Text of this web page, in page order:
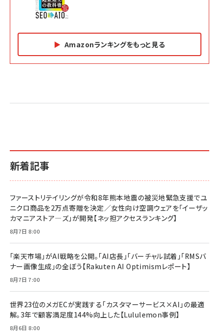
Amazonランキングをもっと見る
2億円を売り上げたプロが教える note×AI 最強の
小さな会社は戦略が9割
￥1,815
マーケティングの真実 P&G・グリコで学んだ失敗
￥2,200
anan(アンアン)2026/07/01号 No.2501[魅せる
anan(アンアン)2026/06/24号 No.2500増刊
anan(アンアン)2026/07/08号 No.2502[2026
年後半、あなたの恋と運命／山田涼介]
￥880
ママ投資家が育休中に１億貯めた株式投資
￥1,870
￥1,980
ベインキャピタル 企業価値向上力の秘密
ルな本質」
￥2,750
フィードバック経営 「沈黙の組織」から「高め合う
Amazonランキングをもっと見る
新着記事
ファーストリテイリングが令和8年熊本地震の被災地緊急支援でユ
ニクロ商品を2万点寄贈を決定／女性向け空調ウェアを「イーザッ
カマニアストア―ズ」が開発【ネッ担アクセスランキング】
8月7日 8:00
「楽天市場」がAI戦略を公開。「AI店長」「バーチャル試着」「RMSバ
ナー画像生成」の全ぼう【Rakuten AI Optimismレポート】
8月7日 7:00
世界23位のメガECが実践する「カスタマーサービス×AI」の最適
解。3年で顧客満足度144%向上した【Lululemon事例】
8月6日 8:00